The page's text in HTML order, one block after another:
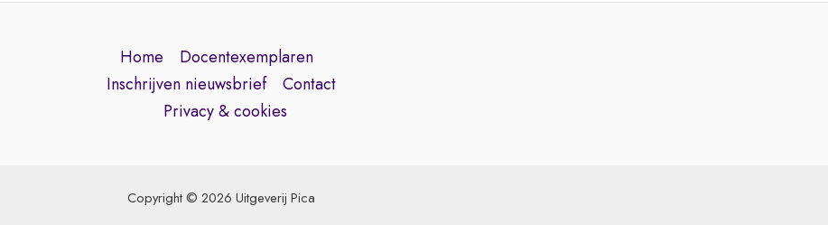
Home
Docentexemplaren
Inschrijven nieuwsbrief
Contact
Privacy & cookies
Copyright © 2026 Uitgeverij Pica